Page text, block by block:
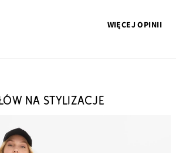
WIĘCEJ OPINII
NA STYLIZACJE